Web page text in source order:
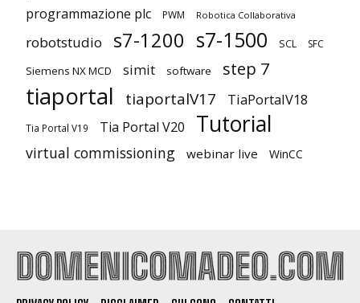
programmazione plc PWM Robotica Collaborativa
robotstudio s7-1200 s7-1500 SCL SFC
Siemens NX MCD simit software step 7
tiaportal tiaportalV17 TiaPortalV18
Tia Portal V19 Tia Portal V20 Tutorial
virtual commissioning webinar live WinCC